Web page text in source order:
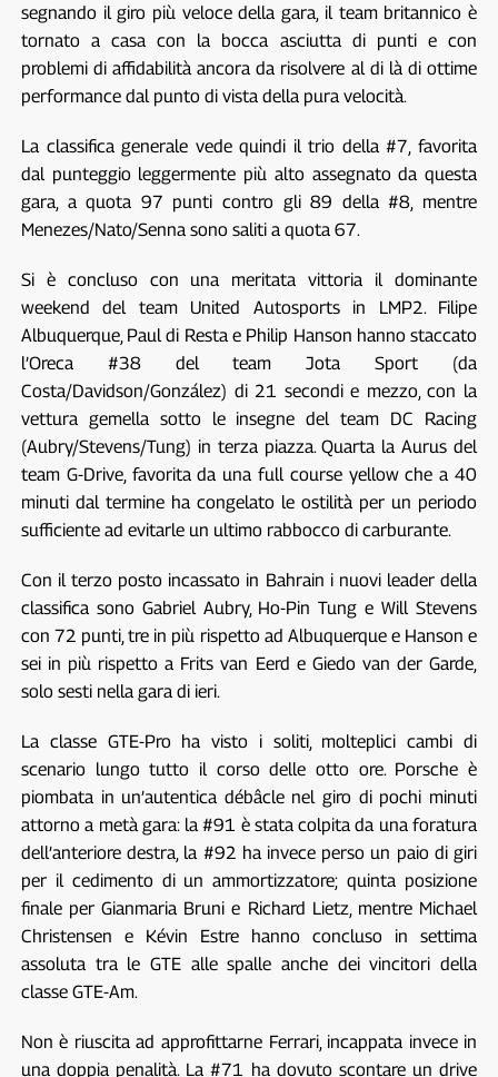
segnando il giro più veloce della gara, il team britannico è
tornato a casa con la bocca asciutta di punti e con
problemi di affidabilità ancora da risolvere al di là di ottime
performance dal punto di vista della pura velocità.
La classifica generale vede quindi il trio della #7, favorita
dal punteggio leggermente più alto assegnato da questa
gara, a quota 97 punti contro gli 89 della #8, mentre
Menezes/Nato/Senna sono saliti a quota 67.
Si è concluso con una meritata vittoria il dominante
weekend del team United Autosports in LMP2. Filipe
Albuquerque, Paul di Resta e Philip Hanson hanno staccato
l’Oreca #38 del team Jota Sport (da
Costa/Davidson/González) di 21 secondi e mezzo, con la
vettura gemella sotto le insegne del team DC Racing
(Aubry/Stevens/Tung) in terza piazza. Quarta la Aurus del
team G-Drive, favorita da una full course yellow che a 40
minuti dal termine ha congelato le ostilità per un periodo
sufficiente ad evitarle un ultimo rabbocco di carburante.
Con il terzo posto incassato in Bahrain i nuovi leader della
classifica sono Gabriel Aubry, Ho-Pin Tung e Will Stevens
con 72 punti, tre in più rispetto ad Albuquerque e Hanson e
sei in più rispetto a Frits van Eerd e Giedo van der Garde,
solo sesti nella gara di ieri.
La classe GTE-Pro ha visto i soliti, molteplici cambi di
scenario lungo tutto il corso delle otto ore. Porsche è
piombata in un’autentica débâcle nel giro di pochi minuti
attorno a metà gara: la #91 è stata colpita da una foratura
dell’anteriore destra, la #92 ha invece perso un paio di giri
per il cedimento di un ammortizzatore; quinta posizione
finale per Gianmaria Bruni e Richard Lietz, mentre Michael
Christensen e Kévin Estre hanno concluso in settima
assoluta tra le GTE alle spalle anche dei vincitori della
classe GTE-Am.
Non è riuscita ad approfittarne Ferrari, incappata invece in
una doppia penalità. La #71 ha dovuto scontare un drive